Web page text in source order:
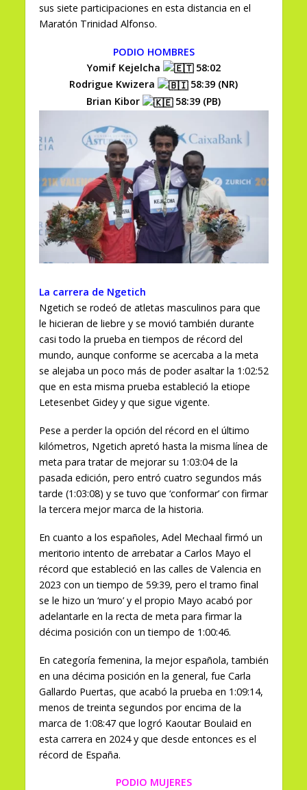
sus siete participaciones en esta distancia en el
Maratón Trinidad Alfonso.
PODIO HOMBRES
Yomif Kejelcha
58:02
Rodrigue Kwizera
58:39 (NR)
Brian Kibor
58:39 (PB)
La carrera de Ngetich
Ngetich se rodeó de atletas masculinos para que
le hicieran de liebre y se movió también durante
casi todo la prueba en tiempos de récord del
mundo, aunque conforme se acercaba a la meta
se alejaba un poco más de poder asaltar la 1:02:52
que en esta misma prueba estableció la etiope
Letesenbet Gidey y que sigue vigente.
Pese a perder la opción del récord en el último
kilómetros, Ngetich apretó hasta la misma línea de
meta para tratar de mejorar su 1:03:04 de la
pasada edición, pero entró cuatro segundos más
tarde (1:03:08) y se tuvo que ‘conformar’ con firmar
la tercera mejor marca de la historia.
En cuanto a los españoles, Adel Mechaal firmó un
meritorio intento de arrebatar a Carlos Mayo el
récord que estableció en las calles de Valencia en
2023 con un tiempo de 59:39, pero el tramo final
se le hizo un ‘muro’ y el propio Mayo acabó por
adelantarle en la recta de meta para firmar la
décima posición con un tiempo de 1:00:46.
En categoría femenina, la mejor española, también
en una décima posición en la general, fue Carla
Gallardo Puertas, que acabó la prueba en 1:09:14,
menos de treinta segundos por encima de la
marca de 1:08:47 que logró Kaoutar Boulaid en
esta carrera en 2024 y que desde entonces es el
récord de España.
PODIO MUJERES